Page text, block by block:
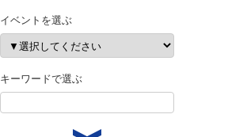
イベントを選ぶ
キーワードで選ぶ